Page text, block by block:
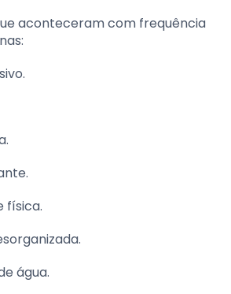
aconteceram com frequência
física.
água.